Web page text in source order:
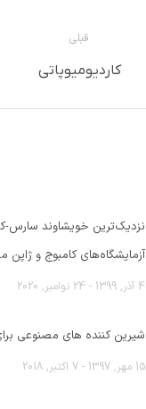
قبلی
پست
کاردیومیوپاتی
آزمایشگاه‌های کامبوج و
4 آذر, 1399 - 24 نوامبر, 2020
شیرین کننده های مصنوعی
15 مهر, 1397 - 7 اکتبر, 2018